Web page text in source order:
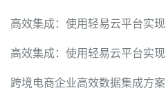
跨境电商企业高效数据集成方案